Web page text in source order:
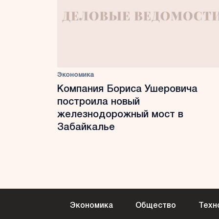
Экономика
Компания Бориса Ушеровича
построила новый
железнодорожный мост в
Забайкалье
Экономика Общество